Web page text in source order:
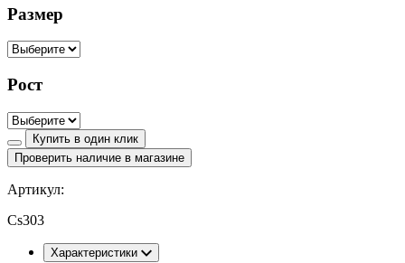
Размер
Рост
Купить в один клик
Проверить наличие в магазине
Артикул:
Cs303
Характеристики